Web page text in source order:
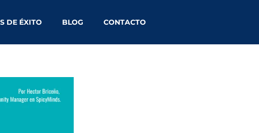
DE ÉXITO BLOG CONTACTO